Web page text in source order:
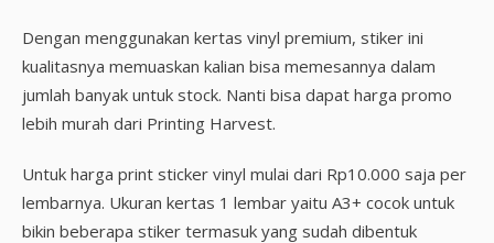
Dengan menggunakan kertas vinyl premium, stiker ini
kualitasnya memuaskan kalian bisa memesannya dalam
jumlah banyak untuk stock. Nanti bisa dapat harga promo
lebih murah dari Printing Harvest.
Untuk harga print sticker vinyl mulai dari Rp10.000 saja per
lembarnya. Ukuran kertas 1 lembar yaitu A3+ cocok untuk
bikin beberapa stiker termasuk yang sudah dibentuk